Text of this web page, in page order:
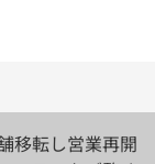
転し営業再開